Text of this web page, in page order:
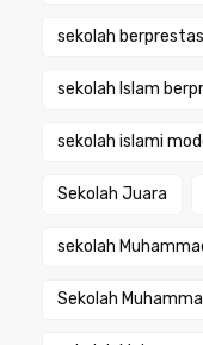
sekolah
sekolah Islam
sekolah islami
Sekolah Juara
sekolah
Sekolah